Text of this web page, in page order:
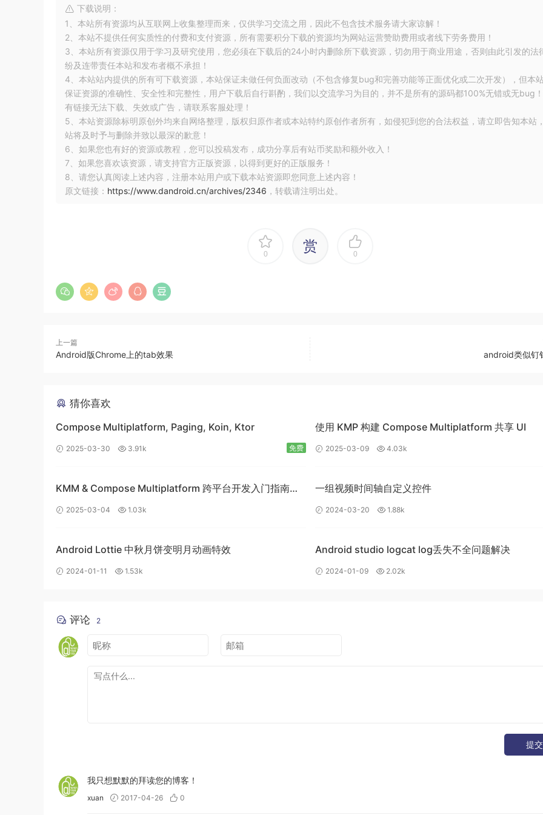
下载说明：
1、本站所有资源均从互联网上收集整理而来，仅供学习交流之用，因此不包含技术服务请大家谅解！
2、本站不提供任何实质性的付费和支付资源，所有需要积分下载的资源均为网站运营赞助费用或者线下劳务费用！
3、本站所有资源仅用于学习及研究使用，您必须在下载后的24小时内删除所下载资源，切勿用于商业用途，否则由此引发的法
纷及连带责任本站和发布者概不承担！
4、本站站内提供的所有可下载资源，本站保证未做任何负面改动（不包含修复bug和完善功能等正面优化或二次开发），但本
保证资源的准确性、安全性和完整性，用户下载后自行斟酌，我们以交流学习为目的，并不是所有的源码都100%无错或无bug
有链接无法下载、失效或广告，请联系客服处理！
5、本站资源除标明原创外均来自网络整理，版权归原作者或本站特约原创作者所有，如侵犯到您的合法权益，请立即告知本站
站将及时予与删除并致以最深的歉意！
6、如果您也有好的资源或教程，您可以投稿发布，成功分享后有站币奖励和额外收入！
7、如果您喜欢该资源，请支持官方正版资源，以得到更好的正版服务！
8、请您认真阅读上述内容，注册本站用户或下载本站资源即您同意上述内容！
原文链接： https://www.dandroid.cn/archives/2346 ，转载请注明出处。
0 赏 0
上一篇
Android版Chrome上的tab效果 android类似钉
猜你喜欢
Compose Multiplatform, Paging, Koin, Ktor
2025-03-30 3.91k 免费
使用 KMP 构建 Compose Multiplatform 共享 UI
2025-03-09 4.03k
KMM & Compose Multiplatform 跨平台开发入门指南：
构建高效的移动应用
2025-03-04 1.03k
一组视频时间轴自定义控件
2024-03-20 1.88k
Android Lottie 中秋月饼变明月动画特效
2024-01-11 1.53k
Android studio logcat log丢失不全问题解决
2024-01-09 2.02k
评论 2
提交
我只想默默的拜读您的博客！
xuan 2017-04-26 0